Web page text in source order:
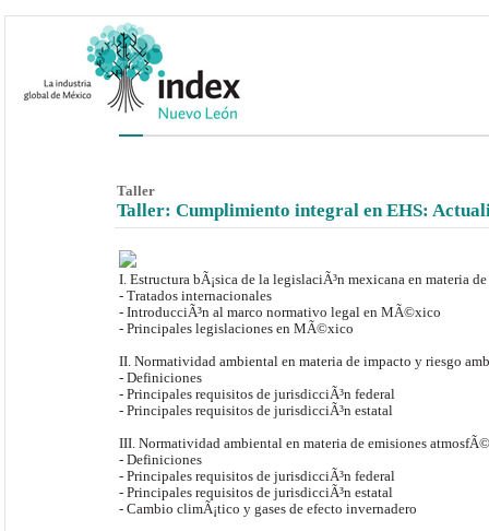
Taller
Taller: Cumplimiento integral en EHS:
I. Estructura bÃ¡sica de la legislaciÃ³n mexicana en materia
- Tratados internacionales
- IntroducciÃ³n al marco normativo legal en MÃ©xico
- Principales legislaciones en MÃ©xico
II. Normatividad ambiental en materia de impacto y riesgo
- Definiciones
- Principales requisitos de jurisdicciÃ³n federal
- Principales requisitos de jurisdicciÃ³n estatal
III. Normatividad ambiental en materia de emisiones
- Definiciones
- Principales requisitos de jurisdicciÃ³n federal
- Principales requisitos de jurisdicciÃ³n estatal
- Cambio climÃ¡tico y gases de efecto invernadero